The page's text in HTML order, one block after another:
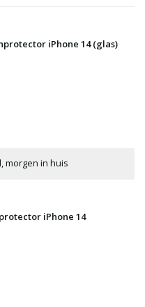
iPhone 14 (glas)
huis
iPhone 14